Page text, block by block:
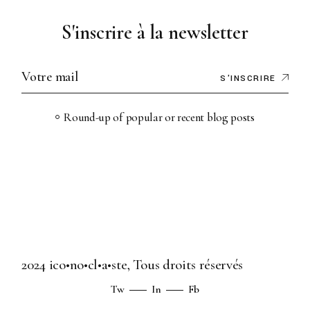
S'inscrire à la newsletter
S'INSCRIRE
Round-up of popular or recent blog posts
2024 ico•no•cl•a•ste, Tous droits réservés
Tw In Fb